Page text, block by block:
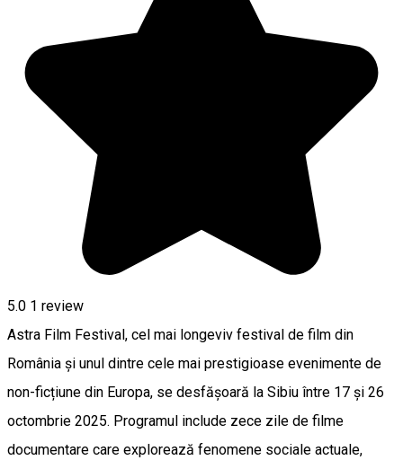
5.0 1 review
Astra Film Festival, cel mai longeviv festival de film din
România și unul dintre cele mai prestigioase evenimente de
non-ficțiune din Europa, se desfășoară la Sibiu între 17 și 26
octombrie 2025. Programul include zece zile de filme
documentare care explorează fenomene sociale actuale,